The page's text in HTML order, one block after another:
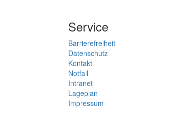
Service
Barrierefreiheit
Datenschutz
Kontakt
Notfall
Intranet
Lageplan
Impressum